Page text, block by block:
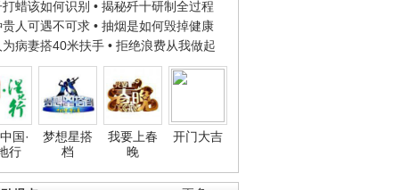
打蜡该如何识别 • 揭秘歼十研制全过程
贵人可遇不可求 • 抽烟是如何毁掉健康
为病妻搭40米扶手 • 拒绝浪费从我做起
国·
行
梦想星搭
档
我要上春
晚
开门大吉